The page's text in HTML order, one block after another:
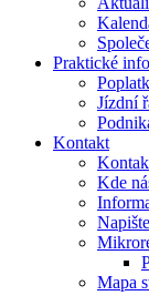
Praktické info
Jízdní
Kontakt
Kde
Mapa